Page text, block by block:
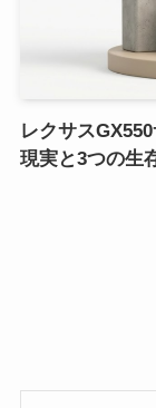
レクサス
現実と3つの生